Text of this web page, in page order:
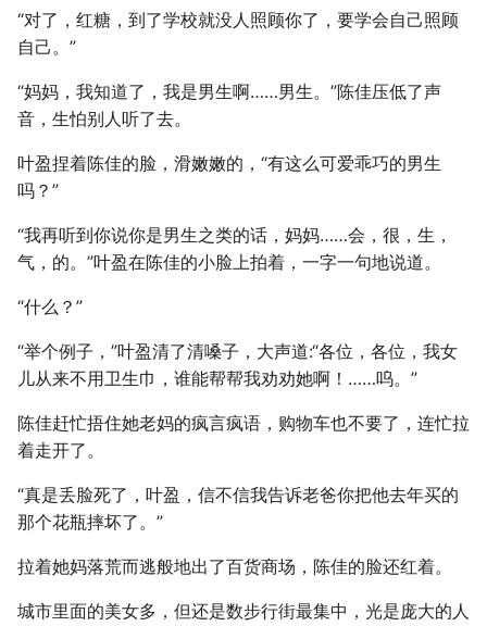
“对了，红糖，到了学校就没人照顾你了，要学会自己照顾
自己。”
“妈妈，我知道了，我是男生啊……男生。”陈佳压低了声
音，生怕别人听了去。
叶盈捏着陈佳的脸，滑嫩嫩的，“有这么可爱乖巧的男生
吗？”
“我再听到你说你是男生之类的话，妈妈……会，很，生，
气，的。”叶盈在陈佳的小脸上拍着，一字一句地说道。
“什么？”
“举个例子，”叶盈清了清嗓子，大声道:“各位，各位，我女
儿从来不用卫生巾，谁能帮帮我劝劝她啊！……呜。”
陈佳赶忙捂住她老妈的疯言疯语，购物车也不要了，连忙拉
着走开了。
“真是丢脸死了，叶盈，信不信我告诉老爸你把他去年买的
那个花瓶摔坏了。”
拉着她妈落荒而逃般地出了百货商场，陈佳的脸还红着。
城市里面的美女多，但还是数步行街最集中，光是庞大的人